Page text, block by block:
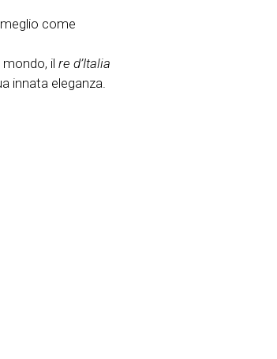
come
il re d’Italia
innata eleganza.